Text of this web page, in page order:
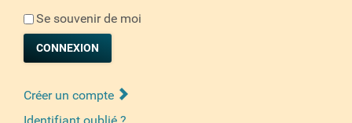
Se souvenir de moi
CONNEXION
Créer un compte